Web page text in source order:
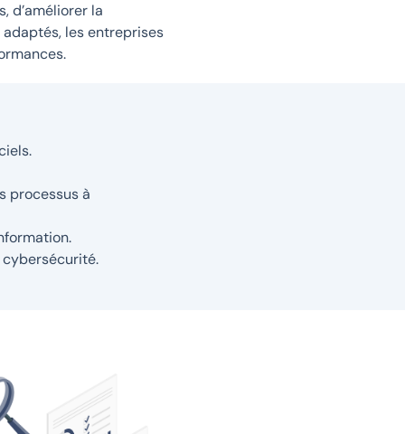
d’améliorer la
les entreprises
processus à
cybersécurité.